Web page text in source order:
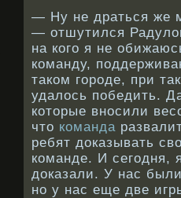
— Ну не драться же
— отшутился
на кого я не
команду,
таком городе, при
удалось победить.
которые вносили
что команда
ребят доказывать
команде. И сегодня,
доказали. У нас
но у нас еще две